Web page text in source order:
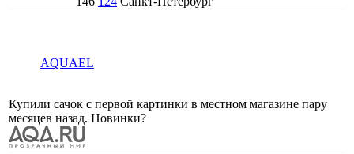
AQUAEL
Купили сачок с первой картинки в местном магазине пару
месяцев назад. Новинки?